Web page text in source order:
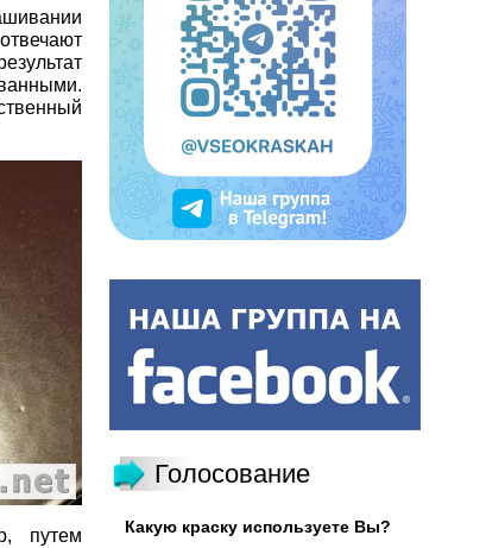
путем
Голосование
Какую краску используете Вы?